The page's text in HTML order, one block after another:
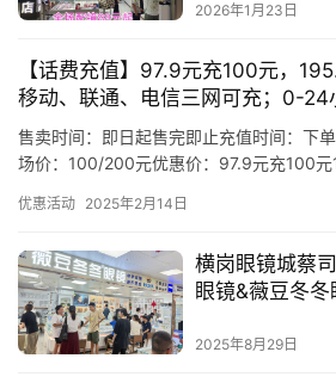
2026年1月23日
【话费充值】97.9元充100元，
移动、联通、电信三网可充；0-24
售卖时间：即日起售完即止充值时间：下
场价：100/200元优惠价：97.9元充100
优惠活动 2025年2月14日
横岗眼镜城蔡
眼镜&薇豆冬冬
2025年8月29日